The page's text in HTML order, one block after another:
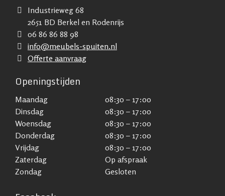
Industrieweg 68
2651 BD Berkel en Rodenrijs
06 86 86 88 98
info@meubels-spuiten.nl
Offerte aanvraag
Openingstijden
Maandag
08:30 – 17:00
Dinsdag
08:30 – 17:00
Woensdag
08:30 – 17:00
Donderdag
08:30 – 17:00
Vrijdag
08:30 – 17:00
Zaterdag
Op afspraak
Zondag
Gesloten